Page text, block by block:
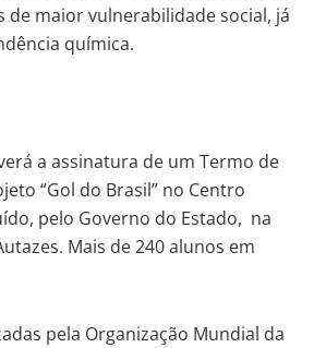
de maior vulnerabilidade social, já
química.
a assinatura de um Termo de
“Gol do Brasil” no Centro
pelo Governo do Estado, na
Mais de 240 alunos em
pela Organização Mundial da